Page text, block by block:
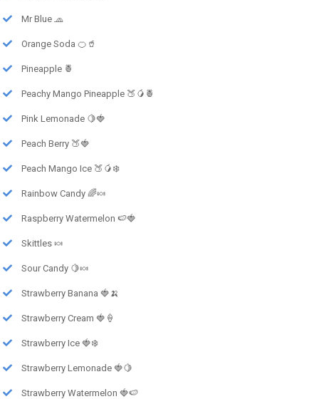
Mr Blue 🧢
Orange Soda 🍊🥤
Pineapple 🍍
Peachy Mango Pineapple 🍑🥭🍍
Pink Lemonade 🍋🍓
Peach Berry 🍑🍓
Peach Mango Ice 🍑🥭❄️
Rainbow Candy 🌈🍬
Raspberry Watermelon 🍉🍓
Skittles 🍬
Sour Candy 🍋🍬
Strawberry Banana 🍓🍌
Strawberry Cream 🍓🍦
Strawberry Ice 🍓❄️
Strawberry Lemonade 🍓🍋
Strawberry Watermelon 🍓🍉